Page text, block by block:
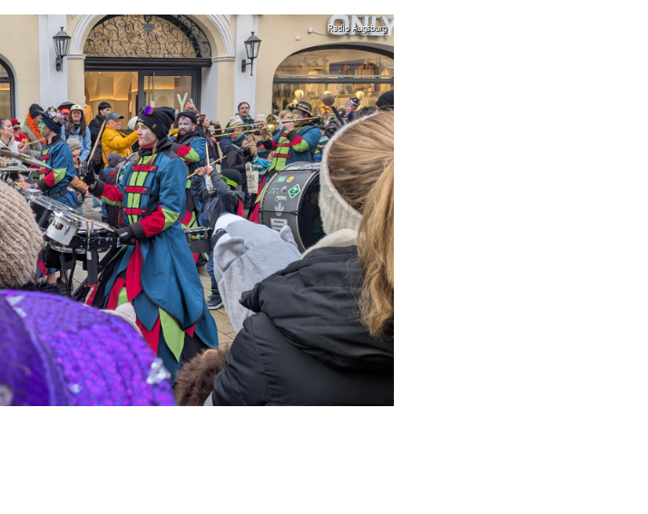
Radio Augsburg